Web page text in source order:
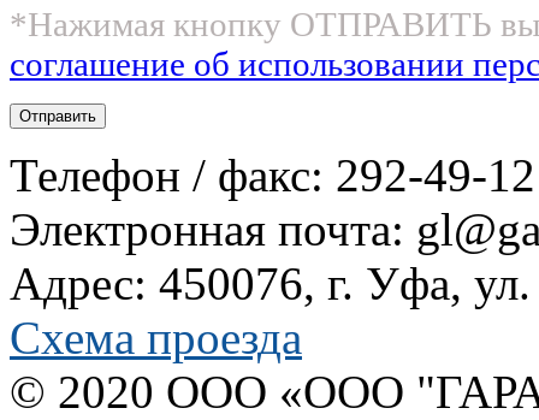
*Нажимая кнопку ОТПРАВИТЬ
соглашение об использовании
Телефон / факс: 292-49-12
Электронная почта:
Адрес: 450076, г. Уфа,
Схема проезда
© 2020 OOO «ООО